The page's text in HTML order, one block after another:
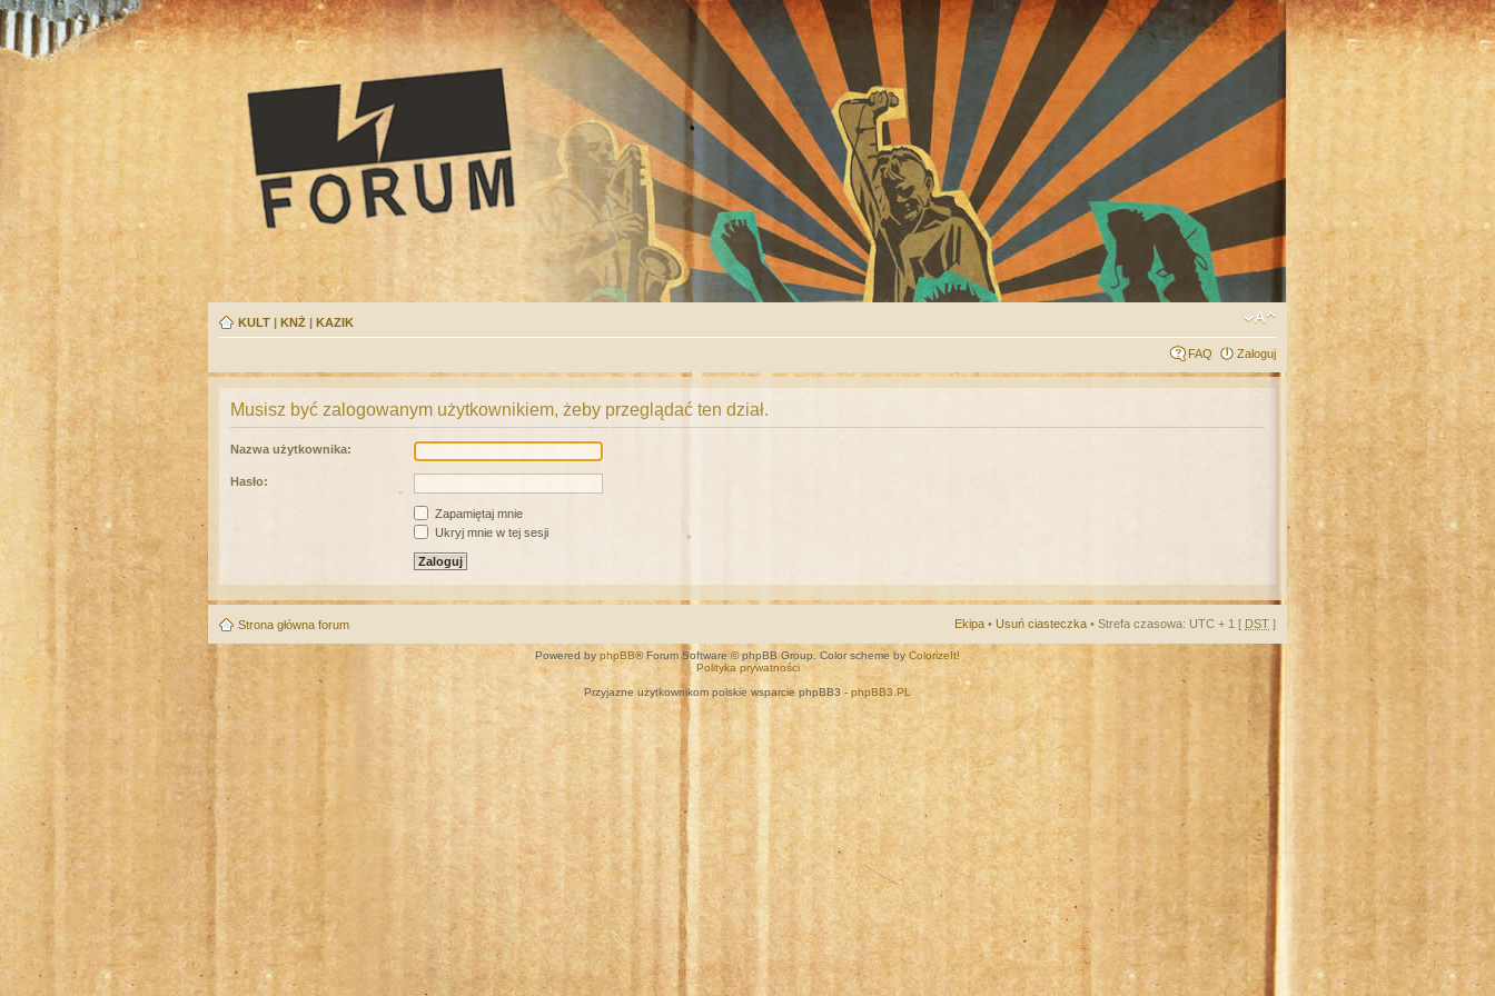
KULT | KNŻ | KAZIK
FAQ Zaloguj
Musisz być zalogowanym użytkownikiem, żeby przeglądać ten dział.
Nazwa użytkownika:
Hasło:
Zapamiętaj mnie
Ukryj mnie w tej sesji
Strona główna forum Ekipa • Usuń ciasteczka • Strefa czasowa: UTC + 1 [ DST ]
Powered by phpBB® Forum Software © phpBB Group. Color scheme by ColorizeIt!
Polityka prywatności
Przyjazne użytkownikom polskie wsparcie phpBB3 - phpBB3.PL